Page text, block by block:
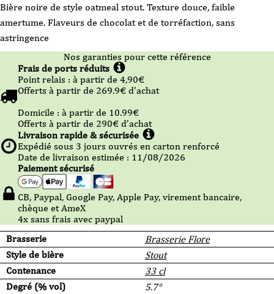
Bière noire de style oatmeal stout. Texture douce, faible
amertume. Flaveurs de chocolat et de torréfaction, sans
astringence
Brasserie
Brasserie Flore
Style de bière
Stout
Contenance
33 cl
Degré (% vol)
5.7°
Nos garanties pour cette référence
Frais de ports réduits
Point relais : à partir de 4,90€
Offerts à partir de 269.9€ d’achat
Domicile : à partir de 10.99€
Offerts à partir de 290€ d’achat
Livraison rapide & sécurisée
Expédié sous 3 jours ouvrés en carton renforcé
Date de livraison estimée : 11/08/2026
Paiement sécurisé
CB, Paypal, Google Pay, Apple Pay, virement bancaire,
chèque et AmeX
4x sans frais avec paypal